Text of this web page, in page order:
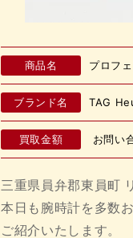
商品名 プロフ
ブランド名 TAG
買取金額 お問い
三重県員弁郡東員町
本日も腕時計を多数
ご紹介いたします。